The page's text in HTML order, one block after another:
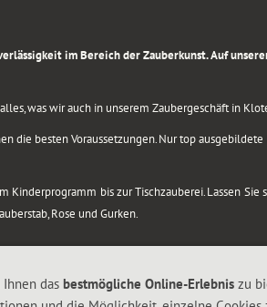
im Bereich der Zauberkunst. Auf
was wir auch in unserem Zaubergeschäft in
die besten Voraussetzungen. Nur top
Kinderprogramm bis zur Tischzauberei. Lassen
Rose und Gurken.
das bestmögliche Online-Erlebnis zu